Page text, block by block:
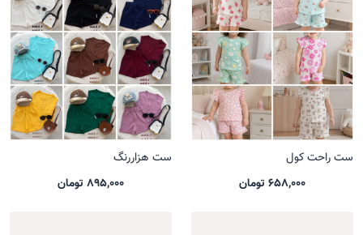
ست راحت کول
658,000 تومان
ست هزاررنگ
895,000 تومان